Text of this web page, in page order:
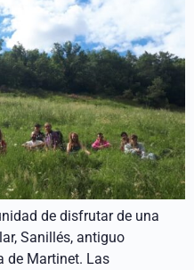
de disfrutar de una
Sanillés, antiguo
de Martinet. Las